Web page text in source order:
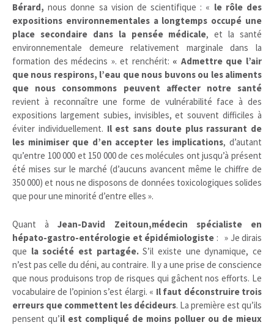
Bérard,nous donne sa vision de scientifique : « le rôle des
expositions environnementales a longtemps occupé une
place secondaire dans la pensée médicale, et la santé
environnementale demeure relativement marginale dans la
formation des médecins ». et renchérit: « Admettre que l’air
que nous respirons, l’eau que nous buvons ou les aliments
que nous consommons peuvent affecter notre santé
revient à reconnaître une forme de vulnérabilité face à des
expositions largement subies, invisibles, et souvent difficiles à
éviter individuellement. Il est sans doute plus rassurant de
les minimiser que d’en accepter les implications, d’autant
qu’entre 100 000 et 150 000 de ces molécules ont jusqu’à présent
été mises sur le marché (d’aucuns avancent même le chiffre de
350 000) et nous ne disposons de données toxicologiques solides
que pour une minorité d’entre elles ».
Quant àJean-David Zeitoun,médecin spécialiste en
hépato-gastro-entérologie et épidémiologiste : » Je dirais
que la société est partagée.S’il existe une dynamique, ce
n’est pas celle du déni, au contraire. Il y a une prise de conscience
que nous produisons trop de risques qui gâchent nos efforts. Le
vocabulaire de l’opinion s’est élargi. « Il faut déconstruire trois
erreurs que commettent les décideurs. La première est qu’ils
pensent qu’il est compliqué de moins polluer ou de mieux